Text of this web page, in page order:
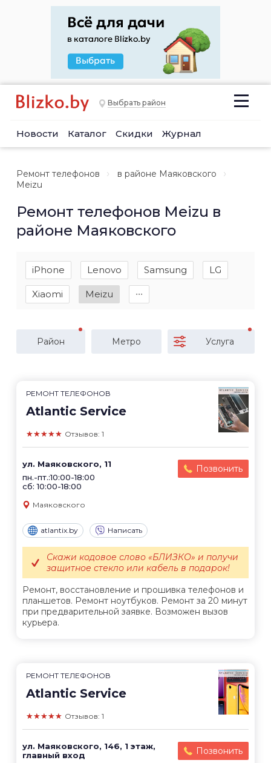
Выбрать район
Новости Каталог Скидки Журнал
Ремонт телефонов
в районе Маяковского
Meizu
Ремонт телефонов Meizu в
районе Маяковского
iPhone Lenovo Samsung LG
Xiaomi Meizu ∙∙∙
Район Метро Услуга
РЕМОНТ ТЕЛЕФОНОВ
Atlantic Service
★★★★★ Отзывов: 1
ул. Маяковского, 11
пн.-пт.:10:00-18:00
сб: 10:00-18:00
Позвонить
Маяковского
atlantix.by Написать
Ремонт, восстановление и прошивка телефонов и
планшетов. Ремонт ноутбуков. Ремонт за 20 минут
при предварительной заявке. Возможен вызов
курьера.
Скажи кодовое слово «БЛИЗКО» и получи
защитное стекло или кабель в подарок!
РЕМОНТ ТЕЛЕФОНОВ
Atlantic Service
★★★★★ Отзывов: 1
ул. Маяковского, 146, 1 этаж,
главный вход
Позвонить